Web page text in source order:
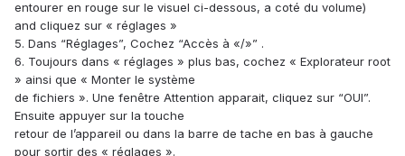
entourer en rouge sur le visuel ci-dessous, a coté du volume)
and cliquez sur « réglages »
5. Dans “Réglages”, Cochez “Accès à «/»” .
6. Toujours dans « réglages » plus bas, cochez « Explorateur root
» ainsi que « Monter le système
de fichiers ». Une fenêtre Attention apparait, cliquez sur “OUI”.
Ensuite appuyer sur la touche
retour de l’appareil ou dans la barre de tache en bas à gauche
pour sortir des « réglages ».